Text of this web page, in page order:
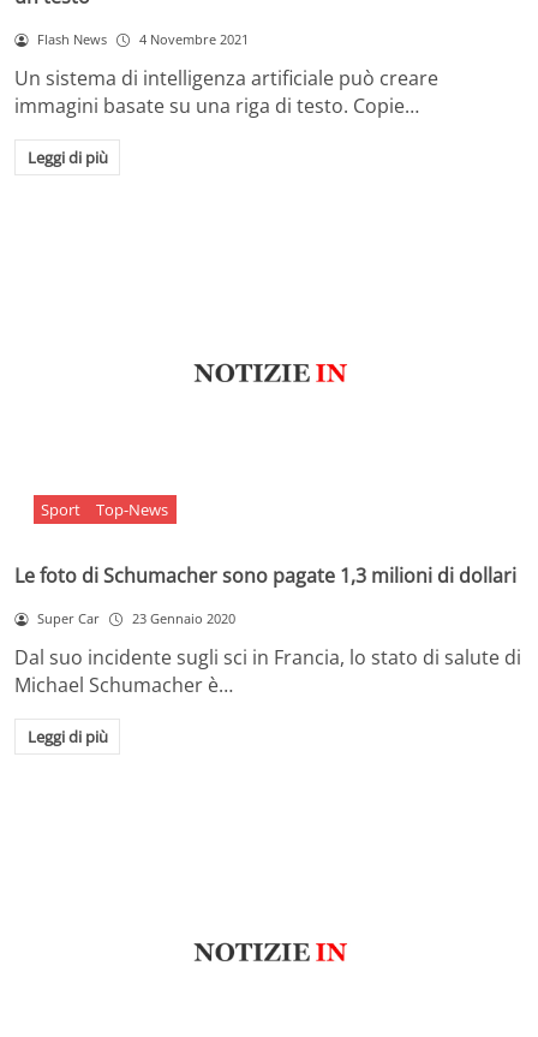
Flash News 4 Novembre 2021
Un sistema di intelligenza artificiale può creare
immagini basate su una riga di testo. Copie…
Leggi di più
Sport Top-News
Le foto di Schumacher sono pagate 1,3 milioni di dollari
Super Car 23 Gennaio 2020
Dal suo incidente sugli sci in Francia, lo stato di salute di
Michael Schumacher è…
Leggi di più